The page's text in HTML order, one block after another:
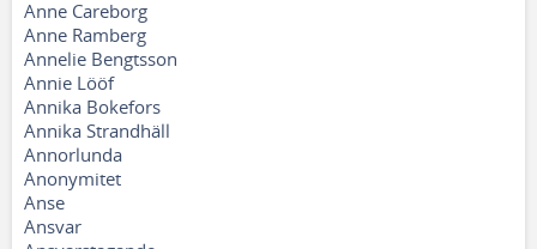
Anne Careborg
Anne Ramberg
Annelie Bengtsson
Annie Lööf
Annika Bokefors
Annika Strandhäll
Annorlunda
Anonymitet
Anse
Ansvar